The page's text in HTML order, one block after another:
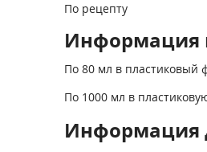
По рецепту
Информация
По 80 мл в пластиковый
По 1000 мл в
Информация